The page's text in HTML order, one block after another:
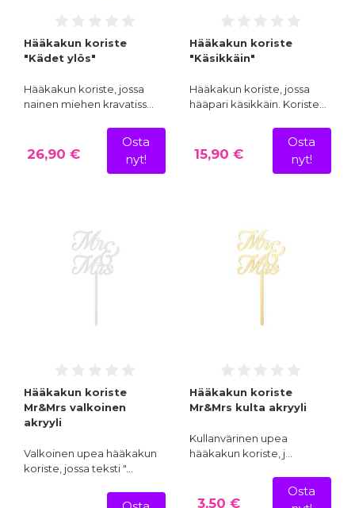
Hääkakun koriste
"Kädet ylös"
Hääkakun koriste, jossa
nainen miehen kravatiss…
26,90 €
Osta
nyt!
Hääkakun koriste
"Käsikkäin"
Hääkakun koriste, jossa
hääpari käsikkäin. Koriste…
15,90 €
Osta
nyt!
Hääkakun koriste
Mr&Mrs valkoinen
akryyli
Valkoinen upea hääkakun
koriste, jossa teksti "…
Hääkakun koriste
Mr&Mrs kulta akryyli
Kullanvärinen upea
hääkakun koriste, j…
3,50 €
Osta